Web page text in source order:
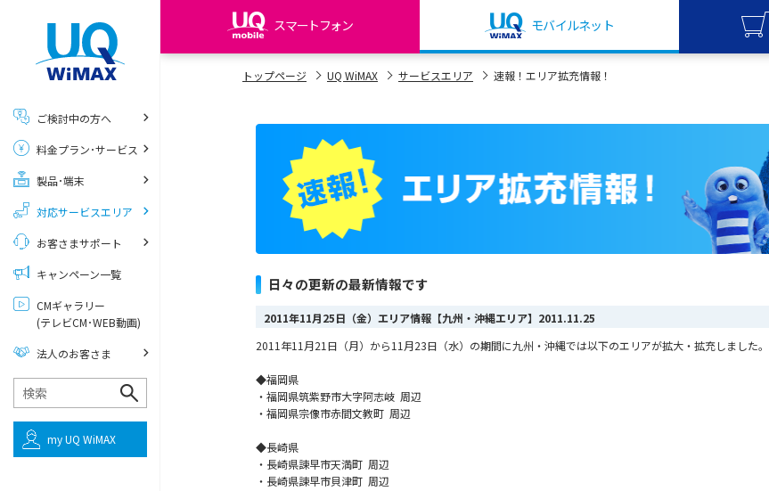
スマートフォン モバイルネット
my UQ WiMAX
My UQ mobile
UQ mobile ご契約の方
UQ mobile
データチャージサイト
トップページ UQ WiMAX サービスエリア 速報！エリア拡充情報！
日々の更新の最新情報です
2011年11月25日（金）エリア情報【九州・沖縄エリア】 2011.11.25
2011年11月21日（月）から11月23日（水）の期間に九州・沖縄では以下のエリアが拡大・拡充しました。
◆福岡県
・福岡県筑紫野市大字阿志岐 周辺
・福岡県宗像市赤間文教町 周辺
◆長崎県
・長崎県諫早市天満町 周辺
・長崎県諫早市貝津町 周辺
ご検討中の方へ
料金プラン･サービス
製品･端末
対応サービスエリア
お客さまサポート
キャンペーン一覧
CMギャラリー
(テレビCM･WEB動画)
法人のお客さま
my UQ WiMAX